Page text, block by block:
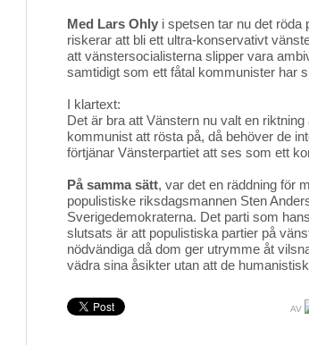
Med Lars Ohly i spetsen tar nu det röda
riskerar att bli ett ultra-konservativt
att vänstersocialisterna slipper vara
samtidigt som ett fåtal kommunister har
I klartext:
Det är bra att Vänstern nu valt en
kommunist att rösta på, då behöver de
förtjänar Vänsterpartiet att ses som ett
På samma sätt, var det en räddning för
populistiske riksdagsmannen Sten
Sverigedemokraterna. Det parti som
slutsats är att populistiska partier på
nödvändiga då dom ger utrymme åt
vädra sina åsikter utan att de
AV